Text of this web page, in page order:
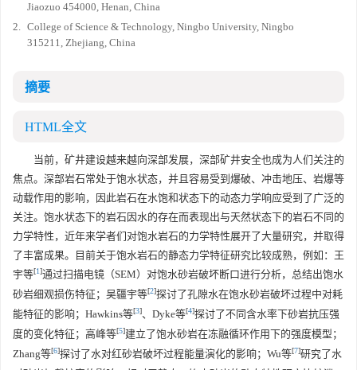
Jiaozuo 454000, Henan, China
2. College of Science & Technology, Ningbo University, Ningbo
315211, Zhejiang, China
摘要
HTML全文
当前，矿井建设越来越向深部发展，深部矿井安全也成为人们关注的
焦点。深部岩石常处于饱水状态，并且容易受到爆破、冲击地压、岩爆等
动载作用的影响，因此岩石在水饱和状态下的动态力学响应受到了广泛的
关注。饱水状态下的岩石因水的存在而表现出与天然状态下的岩石不同的
力学特性，近年来学者们对饱水岩石的力学特性展开了大量研究，并取得
了丰富成果。目前关于饱水岩石的静态力学特征研究比较成熟，例如：王
宇等[1]通过扫描电镜（SEM）对饱水砂岩破坏断口进行分析，总结出饱水
砂岩细观损伤特征；吴疆宇等[2]探讨了孔隙水在饱水砂岩破坏过程中对耗
能特征的影响；Hawkins等[3]、Dyke等[4]探讨了不同含水率下砂岩抗压强
度的变化特征；高峰等[5]建立了饱水砂岩在冻融循环作用下的强度模型；
Zhang等[6]探讨了水对红砂岩破坏过程能量演化的影响；Wu等[7]研究了水